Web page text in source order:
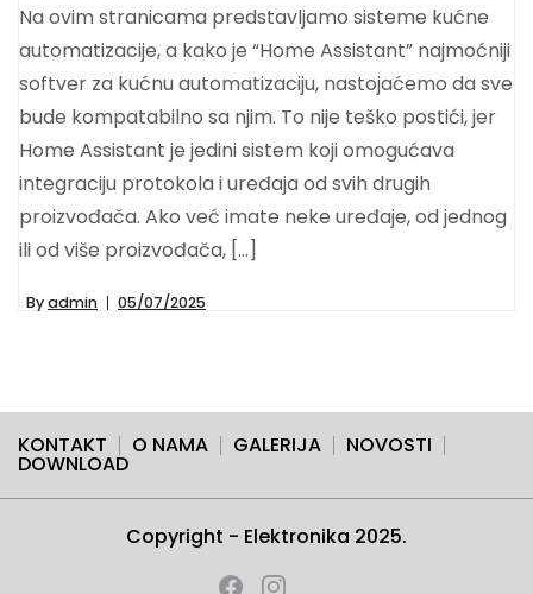
Na ovim stranicama predstavljamo sisteme kućne
automatizacije, a kako je “Home Assistant” najmoćniji
softver za kućnu automatizaciju, nastojaćemo da sve
bude kompatabilno sa njim. To nije teško postići, jer
Home Assistant je jedini sistem koji omogućava
integraciju protokola i uređaja od svih drugih
proizvođača. Ako već imate neke uređaje, od jednog
ili od više proizvođača, […]
Byadmin 05/07/2025
KONTAKT O NAMA GALERIJA NOVOSTI
DOWNLOAD
Copyright - Elektronika 2025.